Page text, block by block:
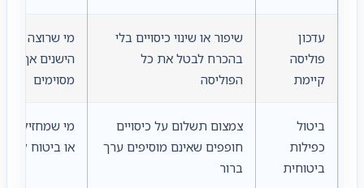
עדכון
פוליסה
קיימת
שיפור או שינוי כיסויים בלי
בהכרח לבטל את כל
הפוליסה
מי שרוצה
הישנים אך
מסוימים
ביטול
כפילות
ביטוחית
צמצום תשלום על כיסויים
חופפים שאינם מוסיפים ערך
ברור
מי שמחזיק
או ביטוח